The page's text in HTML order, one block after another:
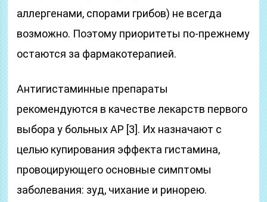
аллергенами, спорами грибов) не всегда
возможно. Поэтому приоритеты по-прежнему
остаются за фармакотерапией.
Антигистаминные препараты
рекомендуются в качестве лекарств первого
выбора у больных АР [3]. Их назначают с
целью купирования эффекта гистамина,
провоцирующего основные симптомы
заболевания: зуд, чихание и ринорею.